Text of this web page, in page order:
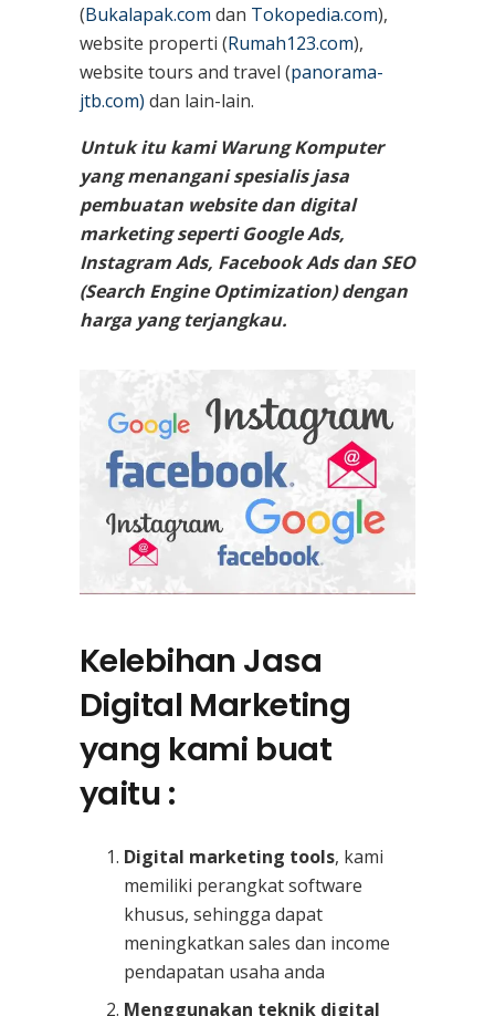
(Bukalapak.com dan Tokopedia.com),
website properti (Rumah123.com),
website tours and travel (panorama-
jtb.com) dan lain-lain.
Untuk itu kami Warung Komputer
yang menangani spesialis jasa
pembuatan website dan digital
marketing seperti Google Ads,
Instagram Ads, Facebook Ads dan SEO
(Search Engine Optimization) dengan
harga yang terjangkau.
Kelebihan Jasa
Digital Marketing
yang kami buat
yaitu :
Digital marketing tools, kami
memiliki perangkat software
khusus, sehingga dapat
meningkatkan sales dan income
pendapatan usaha anda
Menggunakan teknik digital